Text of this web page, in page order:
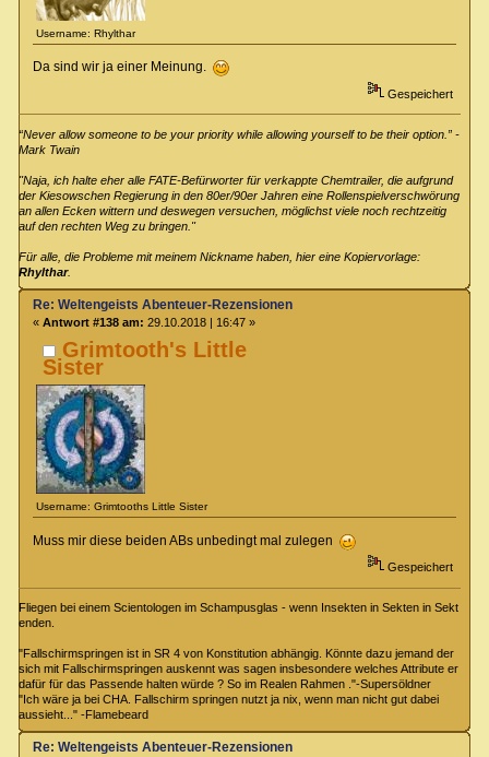
Username: Rhylthar
Da sind wir ja einer Meinung.
Gespeichert
“Never allow someone to be your priority while allowing yourself to be their option.” -
Mark Twain
"Naja, ich halte eher alle FATE-Befürworter für verkappte Chemtrailer, die aufgrund
der Kiesowschen Regierung in den 80er/90er Jahren eine Rollenspielverschwörung
an allen Ecken wittern und deswegen versuchen, möglichst viele noch rechtzeitig
auf den rechten Weg zu bringen."
Für alle, die Probleme mit meinem Nickname haben, hier eine Kopiervorlage:
Rhylthar.
Grimtooth's Little
Sister
Username: Grimtooths Little Sister
Re: Weltengeists Abenteuer-Rezensionen
« Antwort #138 am: 29.10.2018 | 16:47 »
Muss mir diese beiden ABs unbedingt mal zulegen
Gespeichert
Fliegen bei einem Scientologen im Schampusglas - wenn Insekten in Sekten in Sekt
enden.
"Fallschirmspringen ist in SR 4 von Konstitution abhängig. Könnte dazu jemand der
sich mit Fallschirmspringen auskennt was sagen insbesondere welches Attribute er
dafür für das Passende halten würde ? So im Realen Rahmen ."-Supersöldner
"Ich wäre ja bei CHA. Fallschirm springen nutzt ja nix, wenn man nicht gut dabei
aussieht..." -Flamebeard
Re: Weltengeists Abenteuer-Rezensionen